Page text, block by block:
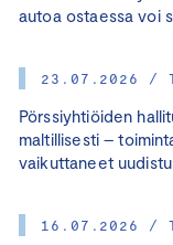
autoa ostaessa voi
23.07.2026 /
Pörssiyhtiöiden
maltillisesti –
vaikuttaneet
16.07.2026 /